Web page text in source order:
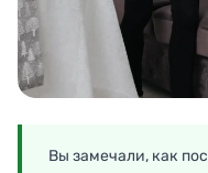
Вы замечали, как